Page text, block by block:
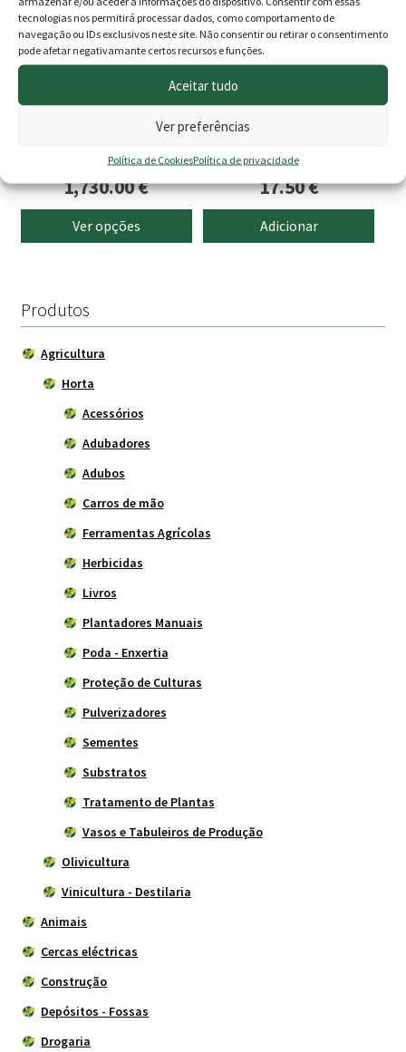
tecnologias nos permitirá processar dados, como comportamento de
navegação ou IDs exclusivos neste site. Não consentir ou retirar o consentimento
pode afetar negativamante certos recursos e funções.
Aceitar tudo
Ver preferências
Política de CookiesPolítica de privacidade
Relva Artificial 40mm 4
925.00€–
1,730.00€Price
range:
925.00 €
Ver opções
options
may
be
page
Pulverizador de Ombro 8lts
17.50€
Adicionar
Produtos
Agricultura
Horta
Acessórios
Adubadores
Adubos
Carros de mão
Ferramentas Agrícolas
Herbicidas
Livros
Plantadores Manuais
Poda - Enxertia
Proteção de Culturas
Pulverizadores
Sementes
Substratos
Tratamento de Plantas
Vasos e Tabuleiros de Produção
Olivicultura
Vinicultura - Destilaria
Animais
Cercas eléctricas
Construção
Depósitos - Fossas
Drogaria